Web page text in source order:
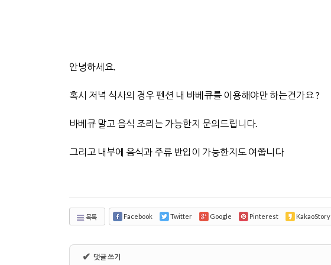
안녕하세요.
혹시 저녁 식사의 경우 펜션 내 바베큐를 이용해야만 하는건가요 ?
바베큐 말고 음식 조리는 가능한지 문의드립니다.
그리고 내부에 음식과 주류 반입이 가능한지도 여쭙니다
목록 Facebook Twitter Google Pinterest KakaoStory
✔ 댓글 쓰기